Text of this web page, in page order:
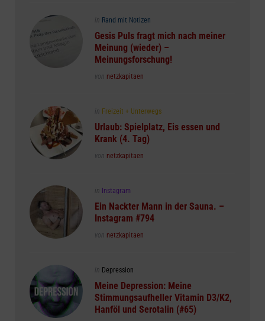
Posted
in
in Rand mit Notizen
Gesis Puls fragt mich nach meiner
Meinung (wieder) –
Meinungsforschung!
Posted
von netzkapitaen
Posted
in
in Freizeit + Unterwegs
Urlaub: Spielplatz, Eis essen und
Krank (4. Tag)
Posted
von netzkapitaen
Posted
in
in Instagram
Ein Nackter Mann in der Sauna. –
Instagram #794
Posted
von netzkapitaen
Posted
in
in Depression
Meine Depression: Meine
Stimmungsaufheller Vitamin D3/K2,
Hanföl und Serotalin (#65)